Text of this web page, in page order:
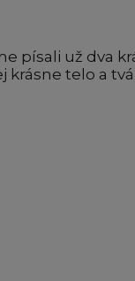
písali už dva
telo a